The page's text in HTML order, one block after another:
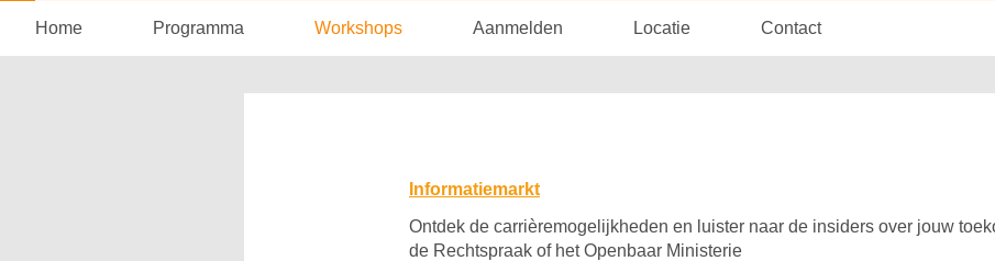
Home Programma Workshops Aanmelden Locatie Contact
Informatiemarkt
Ontdek de carrièremogelijkheden en luister naar de insiders over jouw
de Rechtspraak of het Openbaar Ministerie